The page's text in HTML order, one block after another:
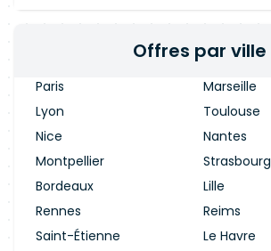
Offres par ville
Paris
Marseille
Lyon
Toulouse
Nice
Nantes
Montpellier
Strasbourg
Bordeaux
Lille
Rennes
Reims
Saint-Étienne
Le Havre